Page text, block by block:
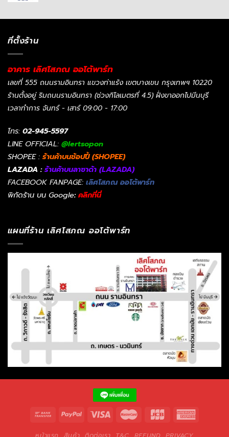
ที่ตั้งร้าน
อาคาร เลิศโสภณ ออโต้พาร์ท
เลขที่ 555 ถนนรามอินทรา แขวงท่าแร้ง เขตบางเขน กรุงเทพฯ 10220
ร้านตั้งอยู่ ริมถนนรามอินทรา (ช่วงกิโลเมตรที่ 4.5) ฝั่งขาออกไปมีนบุรี
เวลาทำการ จันทร์ - เสาร์ 09:00 - 17:00
โทร: 02-945-5597
LINE OFFICIAL: @lertsopon
SHOPEE : ร้านค้าบนช้อปปี้ (SHOPEE)
LAZADA :ร้านค้าบนลาซาด้า (LAZADA)
FACEBOOK FANPAGE: เลิศโสภณ ออโต้พาร์ท
พิกัดร้าน บน Google: คลิกที่นี่
แผนที่ร้าน เลิศโสภณ ออโต้พาร์ท